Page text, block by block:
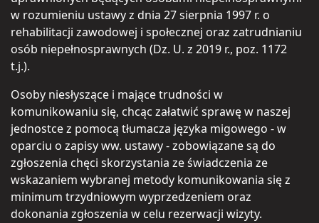
w rozumieniu ustawy z dnia 27 sierpnia 1997 r. o
rehabilitacji zawodowej i społecznej oraz zatrudnianiu
osób niepełnosprawnych (Dz. U. z 2019 r., poz. 1172
t.j.).
Osoby niesłyszące i mające trudności w
komunikowaniu się, chcąc załatwić sprawę w naszej
jednostce z pomocą tłumacza języka migowego - w
oparciu o zapisy ww. ustawy - zobowiązane są do
zgłoszenia chęci skorzystania ze świadczenia ze
wskazaniem wybranej metody komunikowania się z
minimum trzydniowym wyprzedzeniem oraz
dokonania zgłoszenia w celu rezerwacji wizyty.